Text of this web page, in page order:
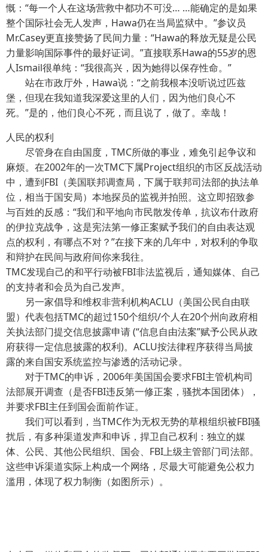
慨：“每一个人在这场营救中都功不可没… …能确定的是如果
整个国际社会无人发声，Hawa仍在当局监狱中。”参议员
Mr.Casey更直接赞扬了民间力量：“Hawa的释放无疑是公民
力量影响国际事件的最好证词。”直接联系Hawa的55岁的恩
人Ismail很单纯：“我很高兴，因为她得以保存性命。”
站在市政厅外，Hawa说：“之前我根本没听说过匹兹
堡，但现在我知道我深爱这里的人们，因为他们良心不
死。”是的，他们良心不死，而且说了，做了。幸哉！
人民的权利
尽管身在自由国度，TMC所做的事业，难免引起争议和
麻烦。在2002年的一次TMC下属Project组织的市区反战活动
中，遭到FBI（美国联邦调查局，下属于联邦司法部的执法单
位，相当于国安局）本地探员的监视并拍照。这立即招致参
与百姓的反感：“我们和平地向市民散发传单，抗议布什政府
的伊拉克战争，这是宪法第一修正案赋予我们的自由表达观
点的权利，有哪点不对？”在接下来的几年中，对权利的争取
和辩护在民间与政府间你来我往。
TMC发现自己的和平行动被FBI非法监视后，通知媒体、自己
的支持者和会员为自己发声。
另一家倡导和维权非营利机构ACLU（美国公民自由联
盟）代表包括TMC的超过150个组织/个人在20个州向政府相
关执法部门提交信息披露申请 (“信息自由法案”赋予公民从政
府获得一定信息披露的权利)。ACLU按法律程序获得当局披
露的来自国安系统监控与渗透的活动记录。
对于TMC的申诉，2006年美国国会要求FBI主管机构司
法部展开调查（是否FBI违反第一修正案，骚扰本国团体），
并要求FBI主任到国会面前作证。
我们可以看到，当TMC作为无权无势的草根组织被FBI骚
扰后，有多种渠道发声和申诉，捍卫自己权利：独立的媒
体、公民、其他公民组织、国会、FBI上级主管部门司法部。
这些申诉渠道实际上构成一个网络，尽最大可能避免公权力
滥用，体现了权力制衡（如图所示）。